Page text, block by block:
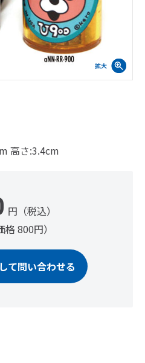
高さ:3.4cm
円（税込）
格 800円）
て問い合わせる